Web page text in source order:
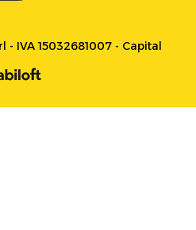
IVA 15032681007 - Capital